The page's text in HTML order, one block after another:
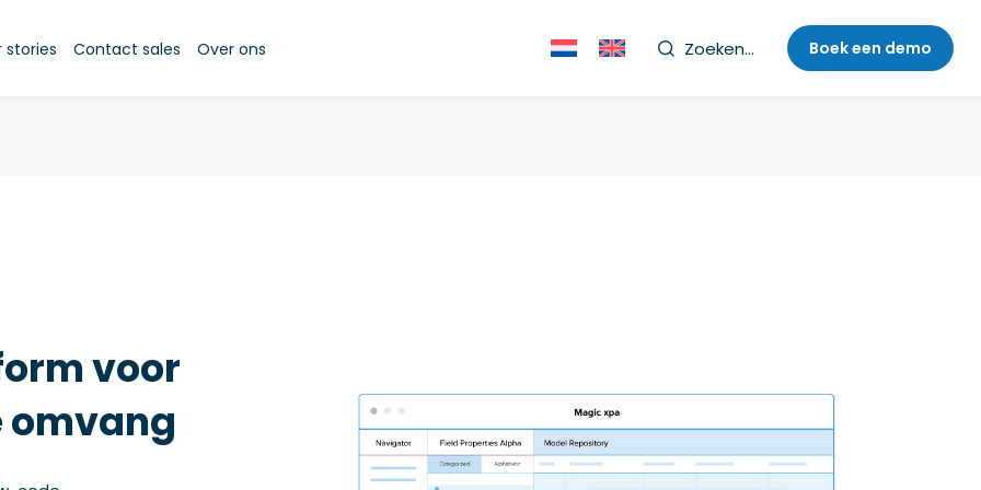
Contact sales Over ons Zoeken... Boek een demo
voor
omvang